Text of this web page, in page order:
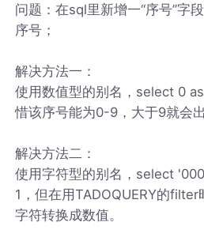
问题：在sql里新增一“序号”字
序号；
解决方法一：
使用数值型的别名，select 0
惜该序号能为0-9，大于9就会
解决方法二：
使用字符型的别名，select
1，但在用TADOQUERY的
字符转换成数值。